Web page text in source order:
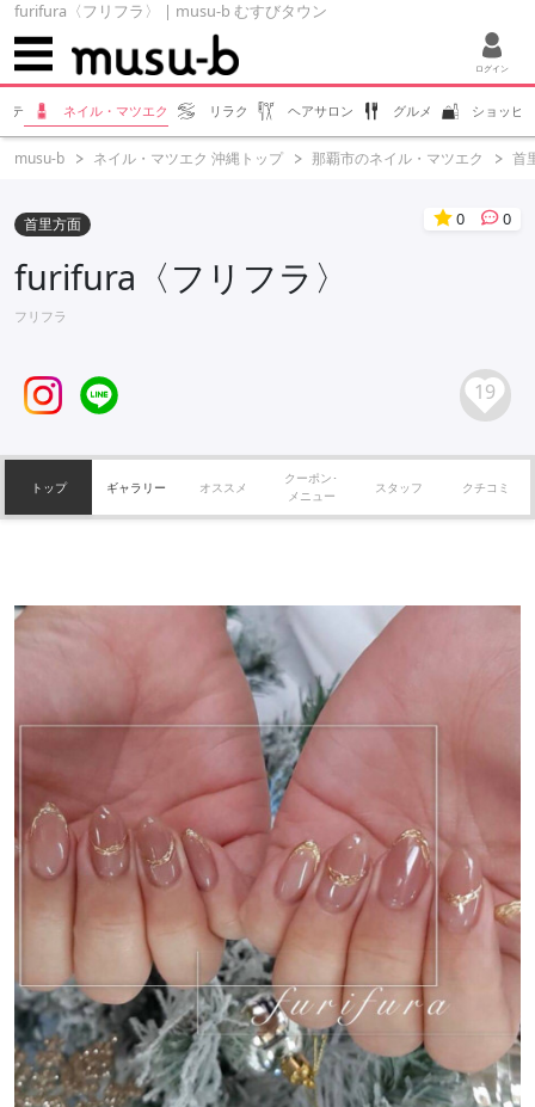
furifura〈フリフラ〉 | musu-b むすびタウン
ログイン
テ ネイル・マツエク リラク ヘアサロン グルメ ショッピ
musu-b ネイル・マツエク 沖縄トップ 那覇市のネイル・マツエク 首
首里方面 0 0
furifura〈フリフラ〉
フリフラ
19
トップ ギャラリー オススメ
クーポン･
メニュー
スタッフ クチコミ